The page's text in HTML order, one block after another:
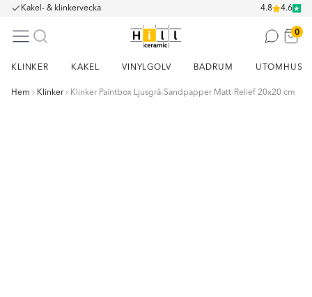
Kakel- & klinkervecka 4.8 4.6
0
KLINKER KAKEL VINYLGOLV BADRUM UTOMHUS
Hem Klinker Klinker Paintbox Ljusgrå-Sandpapper Matt-Relief 20x20 cm